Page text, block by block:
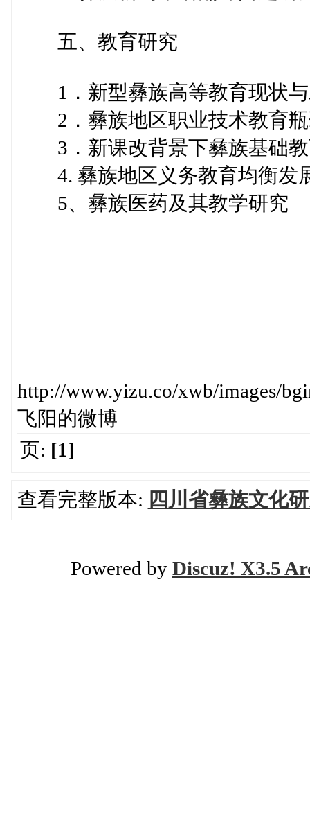
五、教育研究
1．新型彝族高等教育现状与
2．彝族地区职业技术教育瓶
3．新课改背景下彝族基础教
4. 彝族地区义务教育均衡发
5、彝族医药及其教学研究
http://www.yizu.co/xwb/images/
飞阳的微博
页: [1]
查看完整版本: 四川省彝族文化
Powered by Discuz! X3.5